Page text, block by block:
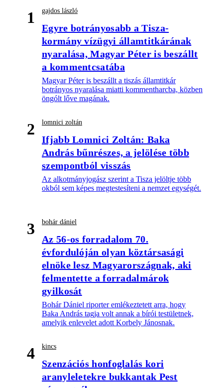
1 gajdos lászló
Egyre botrányosabb a Tisza-
kormány vízügyi államtitkárának
nyaralása, Magyar Péter is beszállt
a kommentcsatába
Magyar Péter is beszállt a tiszás államtitkár
botrányos nyaralása miatti kommentharcba, közben
öngólt lőve magának.
2 lomnici zoltán
Ifjabb Lomnici Zoltán: Baka
András bűnrészes, a jelölése több
szempontból visszás
Az alkotmányjogász szerint a Tisza jelöltje több
okból sem képes megtestesíteni a nemzet egységét.
3 bohár dániel
Az 56-os forradalom 70.
évfordulóján olyan köztársasági
elnöke lesz Magyarországnak, aki
felmentette a forradalmárok
gyilkosát
Bohár Dániel riporter emlékeztetett arra, hogy
Baka András tagja volt annak a bírói testületnek,
amelyik enlevelet adott Korbely Jánosnak.
4 kincs
Szenzációs honfoglalás kori
aranyleletekre bukkantak Pest